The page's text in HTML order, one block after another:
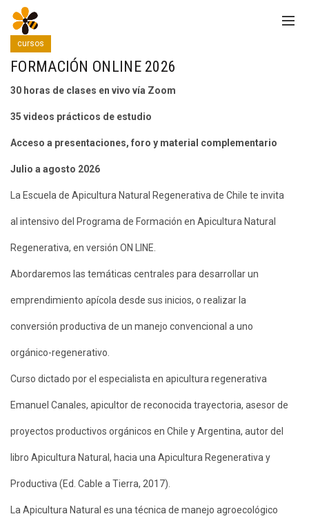
cursos
FORMACIÓN ONLINE 2026
30 horas de clases en vivo vía Zoom
35 videos prácticos de estudio
Acceso a presentaciones, foro y material complementario
Julio a agosto 2026
La Escuela de Apicultura Natural Regenerativa de Chile te invita
al intensivo del Programa de Formación en Apicultura Natural
Regenerativa, en versión ON LINE.
Abordaremos las temáticas centrales para desarrollar un
emprendimiento apícola desde sus inicios, o realizar la
conversión productiva de un manejo convencional a uno
orgánico-regenerativo.
Curso dictado por el especialista en apicultura regenerativa
Emanuel Canales, apicultor de reconocida trayectoria, asesor de
proyectos productivos orgánicos en Chile y Argentina, autor del
libro Apicultura Natural, hacia una Apicultura Regenerativa y
Productiva (Ed. Cable a Tierra, 2017).
La Apicultura Natural es una técnica de manejo agroecológico